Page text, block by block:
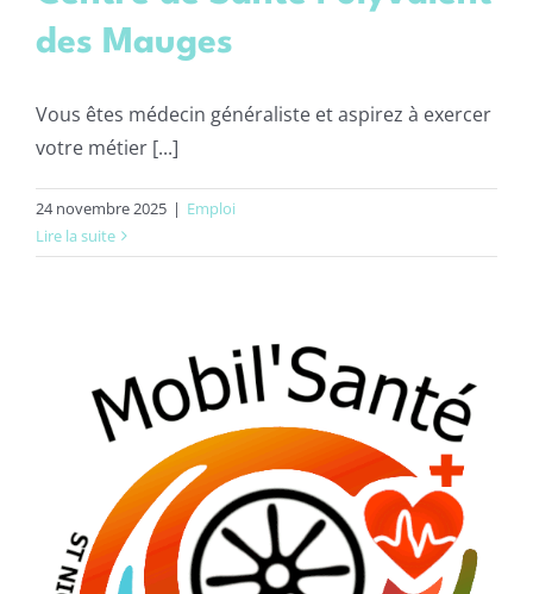
des Mauges
Vous êtes médecin généraliste et aspirez à exercer
votre métier [...]
24 novembre 2025 | Emploi
Lire la suite